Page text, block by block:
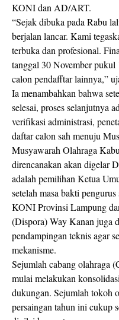
KONI dan AD/ART.
“Sejak dibuka pada Rabu
berjalan lancar. Kami
terbuka dan profesional.
tanggal 30 November
calon pendafftar lainnya,”
Ia menambahkan bahwa
selesai, proses selanjutnya
verifikasi administrasi,
daftar calon sah menuju
Musyawarah Olahraga
direncanakan akan digelar
adalah pemilihan Ketua
setelah masa bakti
KONI Provinsi Lampung
(Dispora) Way Kanan juga
pendampingan teknis agar
mekanisme.
Sejumlah cabang olahraga
mulai melakukan
dukungan. Sejumlah tokoh
persaingan tahun ini cukup